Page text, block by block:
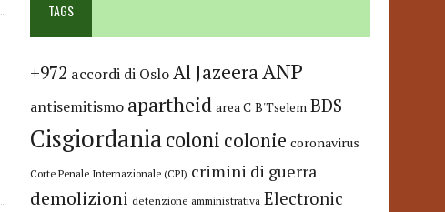
TAGS
+972 accordi di OsloAl JazeeraANP
antisemitismo apartheid area C B'Tselem BDS
Cisgiordaniacoloni colonie coronavirus
Corte Penale Internazionale (CPI) crimini di guerra
demolizioni detenzione amministrativa Electronic